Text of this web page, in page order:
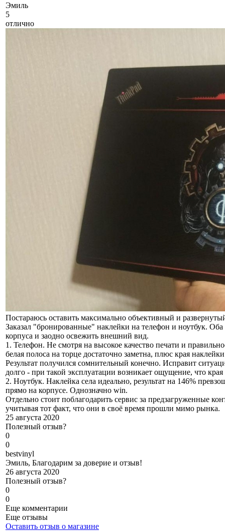
Эмиль
5
отлично
Постараюсь оставить максимально объективный и
Заказал "бронированные" наклейки на телефон и ноутбук.
корпуса и заодно освежить внешний вид.
1. Телефон. Не смотря на высокое качество печати и
белая полоса на торце достаточно заметна, плюс края
Результат получился сомнительный конечно. Исправит
долго - при такой эксплуатации возникает ощущение, что
2. Ноутбук. Наклейка села идеально, результат на 146%
прямо на корпусе. Однозначно win.
Отдельно стоит поблагодарить сервис за предзагруженные
учитывая тот факт, что они в своё время прошли мимо рынка.
25 августа 2020
Полезный отзыв?
0
0
bestvinyl
Эмиль, Благодарим за доверие и отзыв!
26 августа 2020
Полезный отзыв?
0
0
Еще комментарии
Еще отзывы
Оставить отзыв о магазине